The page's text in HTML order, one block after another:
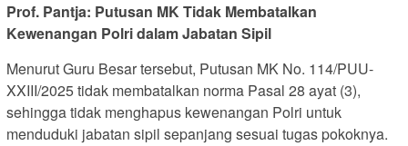
Prof. Pantja: Putusan MK Tidak Membatalkan
Kewenangan Polri dalam Jabatan Sipil
Menurut Guru Besar tersebut, Putusan MK No. 114/PUU-
XXIII/2025 tidak membatalkan norma Pasal 28 ayat (3),
sehingga tidak menghapus kewenangan Polri untuk
menduduki jabatan sipil sepanjang sesuai tugas pokoknya.